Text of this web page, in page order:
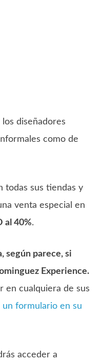
diseñadores
como de
todas sus tiendas y
venta especial en
al 40%.
según parece, si
Experience.
en cualquiera de sus
un formulario en su
acceder a